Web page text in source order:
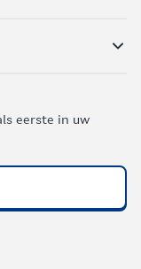
eerste in uw